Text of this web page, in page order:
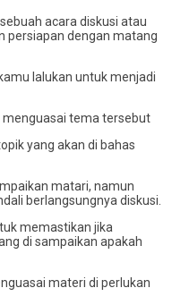
acara diskusi atau
persiapan dengan matang
lalukan untuk menjadi
tema tersebut
yang akan di bahas
matari, namun
berlangsungnya diskusi.
memastikan jika
di sampaikan apakah
materi di perlukan